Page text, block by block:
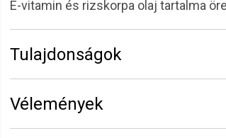
E-vitamin és rizskorpa olaj tartalma
Tulajdonságok
Vélemények